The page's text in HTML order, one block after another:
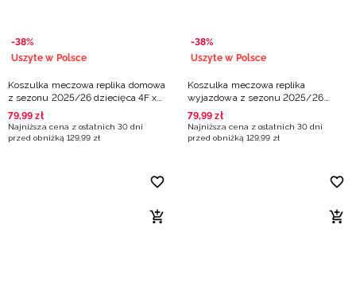
-38%
Uszyte w Polsce
Koszulka meczowa replika domowa
z sezonu 2025/26 dziecięca 4F x
Zagłębie Sosnowiec - biała
79,99 zł
Najniższa cena z ostatnich 30 dni
przed obniżką 129,99 zł
-38%
Uszyte w Polsce
Koszulka meczowa replika
wyjazdowa z sezonu 2025/26
dziecięca 4F x AZS UMCS Lublin -
zielona
79,99 zł
Najniższa cena z ostatnich 30 dni
przed obniżką 129,99 zł